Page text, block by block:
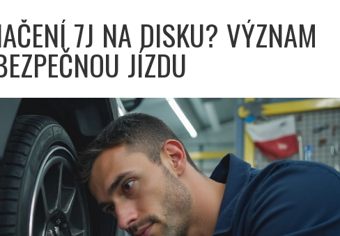
7J NA DISKU? VÝZNAM
JÍZDU